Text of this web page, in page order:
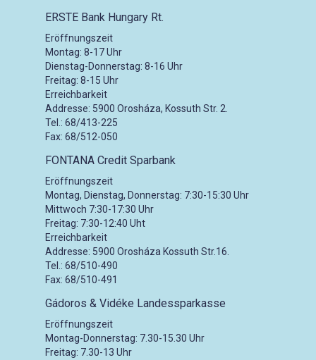
ERSTE Bank Hungary Rt.
Eröffnungszeit
Montag: 8-17 Uhr
Dienstag-Donnerstag: 8-16 Uhr
Freitag: 8-15 Uhr
Erreichbarkeit
Addresse: 5900 Orosháza, Kossuth Str. 2.
Tel.: 68/413-225
Fax: 68/512-050
FONTANA Credit Sparbank
Eröffnungszeit
Montag, Dienstag, Donnerstag: 7:30-15:30 Uhr
Mittwoch 7:30-17:30 Uhr
Freitag: 7:30-12:40 Uht
Erreichbarkeit
Addresse: 5900 Orosháza Kossuth Str.16.
Tel.: 68/510-490
Fax: 68/510-491
Gádoros & Vidéke Landessparkasse
Eröffnungszeit
Montag-Donnerstag: 7.30-15.30 Uhr
Freitag: 7.30-13 Uhr